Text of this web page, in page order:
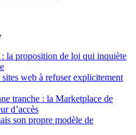
la proposition de loi qui inquiète
web à refuser explicitement
tranche : la Marketplace de
d’accès
son propre modèle de